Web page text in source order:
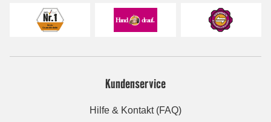
Kundenservice
Hilfe & Kontakt (FAQ)